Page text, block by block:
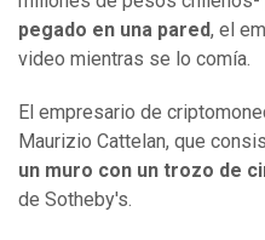
pegado en una pared, el
video mientras se lo comía.
El empresario de
Maurizio Cattelan, que
un muro con un trozo de
de Sotheby's.